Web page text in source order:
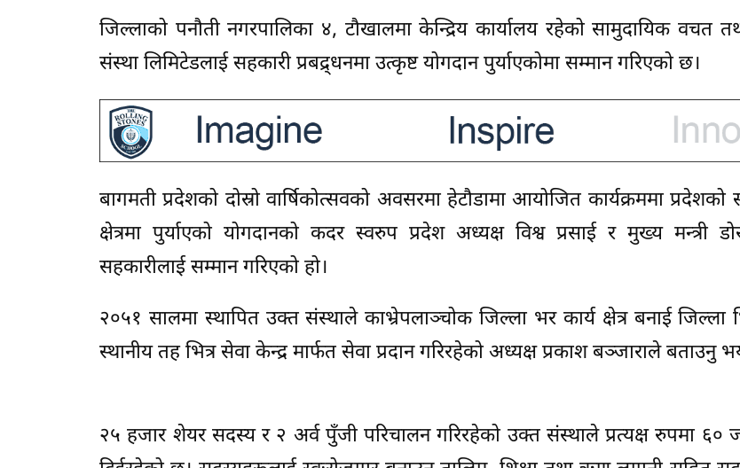
जिल्लाको पनौती नगरपालिका ४, टौखालमा केन्द्रिय कार्यालय रहेको सामुदायिक वचत
संस्था लिमिटेडलाई सहकारी प्रबद्र्धनमा उत्कृष्ट योगदान पुर्याएकोमा सम्मान गरिएको छ।
बागमती प्रदेशको दोस्रो वार्षिकोत्सवको अवसरमा हेटौडामा आयोजित कार्यक्रममा प्रदेशको
क्षेत्रमा पुर्याएको योगदानको कदर स्वरुप प्रदेश अध्यक्ष विश्व प्रसाई र मुख्य मन्त्री
सहकारीलाई सम्मान गरिएको हो।
२०५१ सालमा स्थापित उक्त संस्थाले काभ्रेपलाञ्चोक जिल्ला भर कार्य क्षेत्र बनाई जिल्ला
स्थानीय तह भित्र सेवा केन्द्र मार्फत सेवा प्रदान गरिरहेको अध्यक्ष प्रकाश बञ्जाराले बताउनु
२५ हजार शेयर सदस्य र २ अर्व पुँजी परिचालन गरिरहेको उक्त संस्थाले प्रत्यक्ष रुपमा ६०